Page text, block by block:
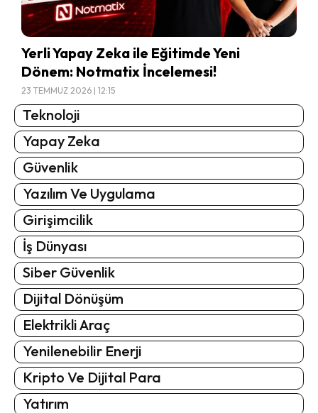
Yerli Yapay Zeka ile Eğitimde Yeni
Dönem: Notmatix İncelemesi!
23 TEMMUZ 2026 | 12:15
Teknoloji
Yapay Zeka
Güvenlik
Yazılım Ve Uygulama
Girişimcilik
İş Dünyası
Siber Güvenlik
Dijital Dönüşüm
Elektrikli Araç
Yenilenebilir Enerji
Kripto Ve Dijital Para
Yatırım